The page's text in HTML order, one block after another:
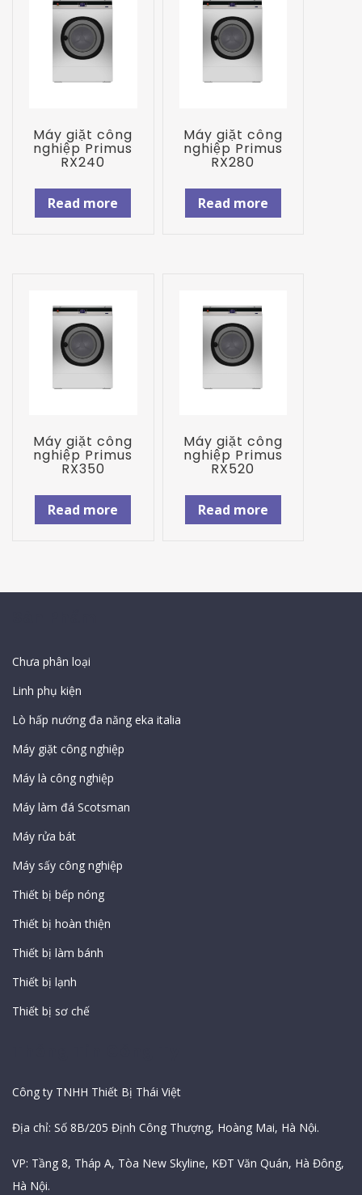
Máy giặt công
nghiệp Primus
RX240
Read more
Máy giặt công
nghiệp Primus
RX280
Read more
Máy giặt công
nghiệp Primus
RX350
Read more
Máy giặt công
nghiệp Primus
RX520
Read more
Chưa phân loại
Linh phụ kiện
Lò hấp nướng đa năng eka italia
Máy giặt công nghiệp
Máy là công nghiệp
Máy làm đá Scotsman
Máy rửa bát
Máy sấy công nghiệp
Thiết bị bếp nóng
Thiết bị hoàn thiện
Thiết bị làm bánh
Thiết bị lạnh
Thiết bị sơ chế
Công ty TNHH Thiết Bị Thái Việt
Địa chỉ: Số 8B/205 Định Công Thượng, Hoàng Mai, Hà Nội.
VP: Tầng 8, Tháp A, Tòa New Skyline, KĐT Văn Quán, Hà Đông,
Hà Nội.